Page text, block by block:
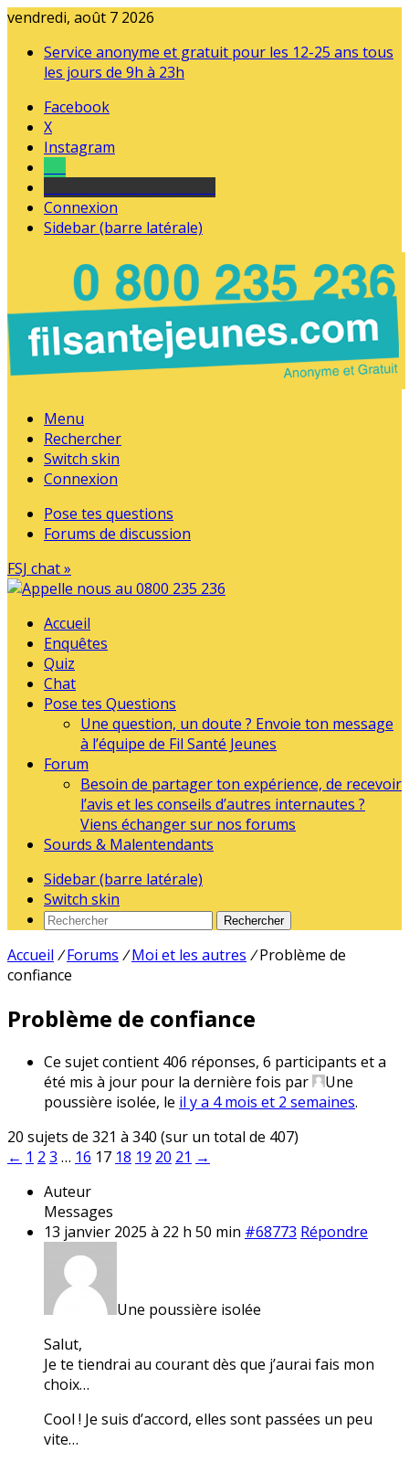
vendredi, août 7 2026
Service anonyme et gratuit pour les 12-25 ans tous
les jours de 9h à 23h
Facebook
X
Instagram
Connexion
Sidebar (barre latérale)
Menu
Rechercher
Switch skin
Connexion
Pose tes questions
Forums de discussion
FSJ chat »
Accueil
Enquêtes
Quiz
Chat
Pose tes Questions
Une question, un doute ? Envoie ton message
à l’équipe de Fil Santé Jeunes
Forum
Besoin de partager ton expérience, de recevoir
l’avis et les conseils d’autres internautes ?
Viens échanger sur nos forums
Sourds & Malentendants
Sidebar (barre latérale)
Switch skin
Rechercher
Accueil / Forums / Moi et les autres / Problème de
confiance
Problème de confiance
Ce sujet contient 406 réponses, 6 participants et a
été mis à jour pour la dernière fois par
Une
poussière isolée, le il y a 4 mois et 2 semaines.
20 sujets de 321 à 340 (sur un total de 407)
← 1 2 3 … 16 17 18 19 20 21 →
Auteur
Messages
13 janvier 2025 à 22 h 50 min #68773 Répondre
Une poussière isolée
Salut,
Je te tiendrai au courant dès que j’aurai fais mon
choix…
Cool ! Je suis d’accord, elles sont passées un peu
vite…